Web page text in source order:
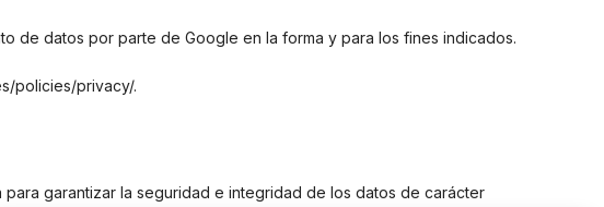
de datos por parte de Google en la forma y para los fines indicados.
policies/privacy/.
para garantizar la seguridad e integridad de los datos de carácter